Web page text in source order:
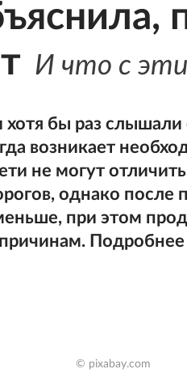
И что с
хотя бы раз
возникает
не могут
однако после
при этом
Подробнее
© pixabay.com